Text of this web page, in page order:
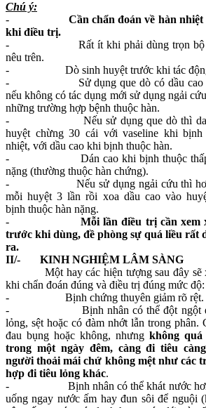
Chú ý:
-
Cần chẩn đoán về hàn
khi điều trị.
-
Rất ít khi phải dùng trọn
nêu trên.
-
Dò sinh huyệt trước khi tác
-
Sử dụng que dò có dầu
nếu không có tác dụng mới sử dụng ngải
những trường hợp bệnh thuộc hàn.
-
Nếu sử dụng que dò thì
huyệt chừng 30 cái với vaseline khi bịnh
nhiệt, với dầu cao khi bịnh thuộc hàn.
-
Dán cao khi bịnh thuộc
nặng (thường thuộc hàn chứng).
-
Nếu sử dụng ngải cứu thì
mỗi huyệt 3 lần rồi xoa dầu cao vào
bịnh thuộc hàn nặng.
-
Mỗi lần điều trị cần xem
trước khi dùng, đề phòng sự quá liều rất
ra.
II/- KINH NGHIỆM LÂM SÀNG
Một hay các hiện tượng sau đây sẽ
khi chẩn đoán đúng và điều trị đúng mức độ:
-
Bịnh chứng thuyên giảm rõ rệt.
-
Bịnh nhân có thể đột ngột
lỏng, sệt hoặc có đàm nhớt lẫn trong phân.
đau bụng hoặc không, nhưng không
trong một ngày đêm, càng đi tiêu
người thoải mái chứ không mệt như các
hợp đi tiêu lỏng khác.
-
Bịnh nhân có thể khát nước
uống ngay nước ấm hay đun sôi để nguội